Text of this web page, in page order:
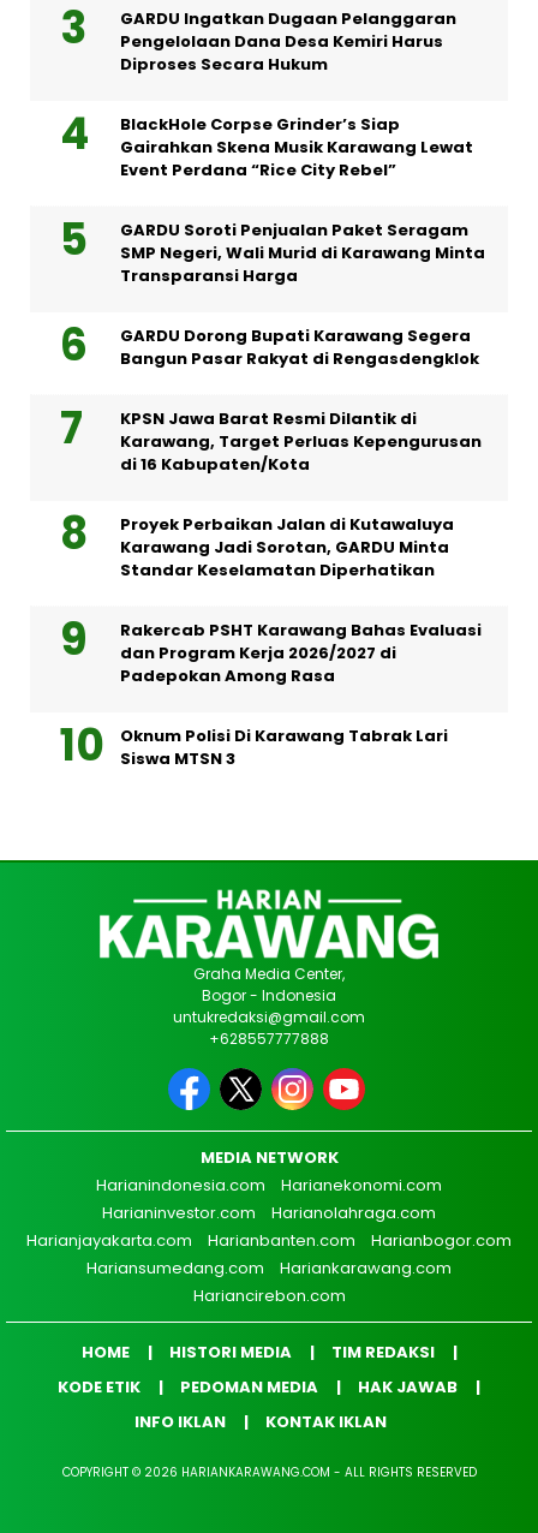
GARDU Ingatkan Dugaan Pelanggaran
Pengelolaan Dana Desa Kemiri Harus
Diproses Secara Hukum
BlackHole Corpse Grinder’s Siap
Gairahkan Skena Musik Karawang Lewat
Event Perdana “Rice City Rebel”
GARDU Soroti Penjualan Paket Seragam
SMP Negeri, Wali Murid di Karawang Minta
Transparansi Harga
GARDU Dorong Bupati Karawang Segera
Bangun Pasar Rakyat di Rengasdengklok
KPSN Jawa Barat Resmi Dilantik di
Karawang, Target Perluas Kepengurusan
di 16 Kabupaten/Kota
Proyek Perbaikan Jalan di Kutawaluya
Karawang Jadi Sorotan, GARDU Minta
Standar Keselamatan Diperhatikan
Rakercab PSHT Karawang Bahas Evaluasi
dan Program Kerja 2026/2027 di
Padepokan Among Rasa
Oknum Polisi Di Karawang Tabrak Lari
Siswa MTSN 3
Graha Media Center,
Bogor - Indonesia
untukredaksi@gmail.com
+628557777888
MEDIA NETWORK
Harianindonesia.com
Harianekonomi.com
Harianinvestor.com
Harianolahraga.com
Harianjayakarta.com
Harianbanten.com
Harianbogor.com
Hariansumedang.com
Hariankarawang.com
Hariancirebon.com
HOME HISTORI MEDIA
TIM REDAKSI
KODE ETIK
PEDOMAN MEDIA
HAK JAWAB
INFO IKLAN
KONTAK IKLAN
COPYRIGHT © 2026 HARIANKARAWANG.COM - ALL RIGHTS RESERVED